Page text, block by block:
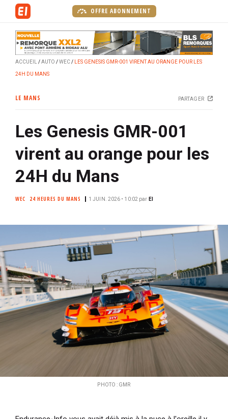
c
p
a
l
OFFRE ABONNEMENT
ACCUEIL AUTO WEC LES GENESIS GMR-001 VIRENT AU ORANGE POUR LES
24H DU MANS
LE MANS PARTAGER
Les Genesis GMR-001
virent au orange pour les
24H du Mans
WEC 24 HEURES DU MANS 1 JUIN. 2026 • 10:02 par EI
PHOTO : GMR